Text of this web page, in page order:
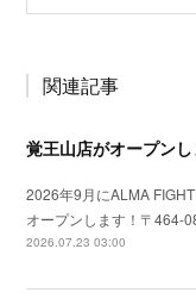
関連記事
覚王山店がオープンし
2026年9月にALMA
オープンします！〒464-
2026.07.23 03:00